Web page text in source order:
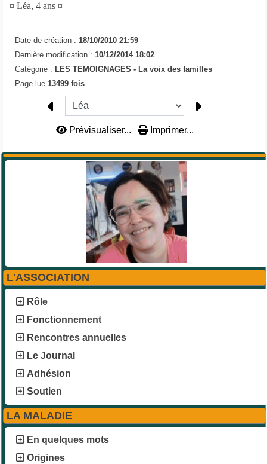
L'ASSOCIATION
Rôle
Fonctionnement
Rencontres annuelles
Le Journal
Adhésion
Soutien
LA MALADIE
En quelques mots
Origines
¤ Léa, 4 ans ¤
Date de création : 18/10/2010 21:59
Dernière modification : 10/12/2014 18:02
Catégorie : LES TEMOIGNAGES - La voix des familles
Page lue 13499 fois
Prévisualiser... Imprimer...